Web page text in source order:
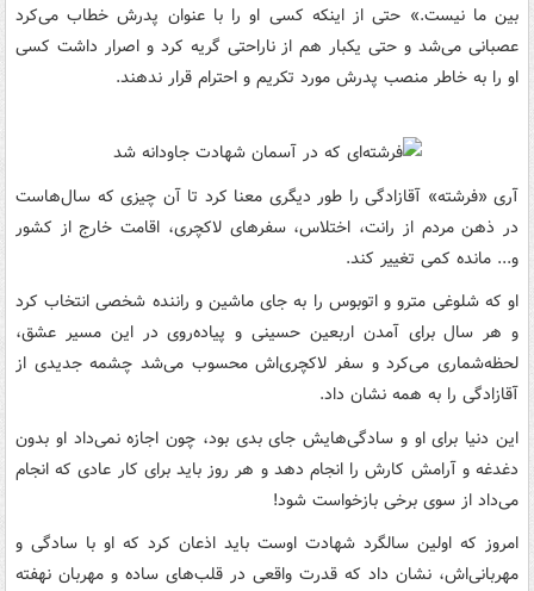
بین ما نیست.» حتی از اینکه کسی او را با عنوان پدرش خطاب می‌کرد
عصبانی می‌شد و حتی یکبار هم از ناراحتی گریه کرد و اصرار داشت کسی
او را به خاطر منصب پدرش مورد تکریم و احترام قرار ندهند.
آری «فرشته» آقازادگی را طور دیگری معنا کرد تا آن چیزی که سال‌هاست
در ذهن مردم از رانت، اختلاس، سفرهای لاکچری، اقامت خارج از کشور
و... مانده کمی تغییر کند.
او که شلوغی مترو و اتوبوس را به جای ماشین و راننده شخصی انتخاب کرد
و هر سال برای آمدن اربعین حسینی و پیاده‌روی در این مسیر عشق،
لحظه‌شماری می‌کرد و سفر لاکچری‌اش محسوب می‌شد چشمه جدیدی از
آقازادگی را به همه نشان داد.
این دنیا برای او و سادگی‌هایش جای بدی بود، چون اجازه نمی‌داد او بدون
دغدغه و آرامش کارش را انجام دهد و هر روز باید برای کار عادی که انجام
می‌داد از سوی برخی بازخواست شود!
امروز که اولین سالگرد شهادت اوست باید اذعان کرد که او با سادگی و
مهربانی‌اش، نشان داد که قدرت واقعی در قلب‌های ساده و مهربان نهفته